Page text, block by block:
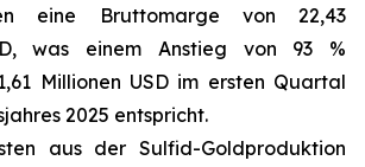
eine Bruttomarge von 22,43
was einem Anstieg von 93 %
Millionen USD im ersten Quartal
2025 entspricht.
aus der Sulfid-Goldproduktion